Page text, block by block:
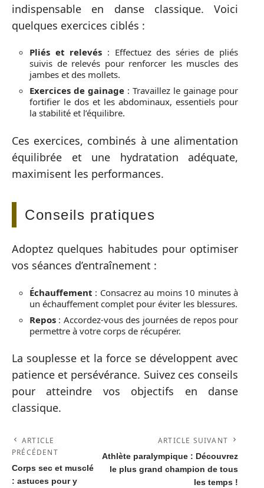
indispensable en danse classique. Voici
quelques exercices ciblés :
Pliés et relevés : Effectuez des séries de pliés
suivis de relevés pour renforcer les muscles des
jambes et des mollets.
Exercices de gainage : Travaillez le gainage pour
fortifier le dos et les abdominaux, essentiels pour
la stabilité et l’équilibre.
Ces exercices, combinés à une alimentation
équilibrée et une hydratation adéquate,
maximisent les performances.
Conseils pratiques
Adoptez quelques habitudes pour optimiser
vos séances d’entraînement :
Échauffement : Consacrez au moins 10 minutes à
un échauffement complet pour éviter les blessures.
Repos : Accordez-vous des journées de repos pour
permettre à votre corps de récupérer.
La souplesse et la force se développent avec
patience et persévérance. Suivez ces conseils
pour atteindre vos objectifs en danse
classique.
ARTICLE
PRÉCÉDENT
Corps sec et musclé
: astuces pour y
ARTICLE SUIVANT
Athlète paralympique : Découvrez
le plus grand champion de tous
les temps !